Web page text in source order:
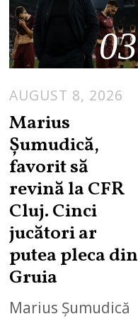
03
AUGUST 8, 2026
Marius
Șumudică,
favorit să
revină la CFR
Cluj. Cinci
jucători ar
putea pleca din
Gruia
Marius Șumudică